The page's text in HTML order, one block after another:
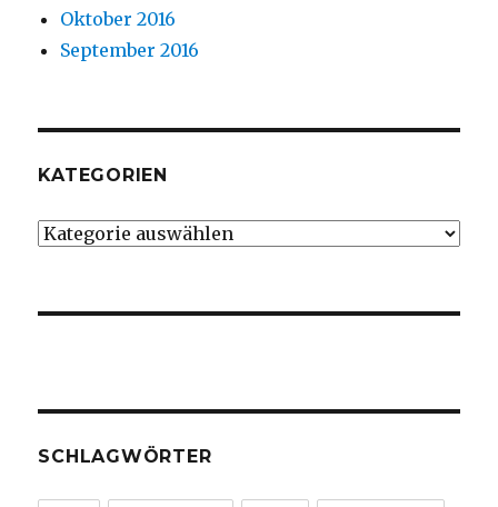
Oktober 2016
September 2016
KATEGORIEN
Kategorien
SCHLAGWÖRTER